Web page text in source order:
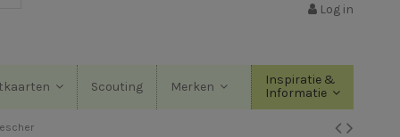
Log in
Scouting Merken
Inspiratie &
Informatie